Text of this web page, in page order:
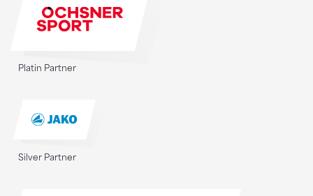
Platin Partner
Silver Partner